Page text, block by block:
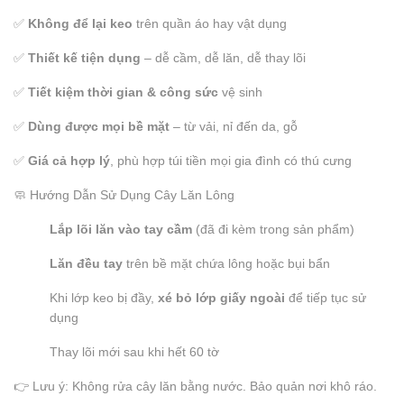
✅ Không để lại keo trên quần áo hay vật dụng
✅ Thiết kế tiện dụng – dễ cầm, dễ lăn, dễ thay lõi
✅ Tiết kiệm thời gian & công sức vệ sinh
✅ Dùng được mọi bề mặt – từ vải, nỉ đến da, gỗ
✅ Giá cả hợp lý , phù hợp túi tiền mọi gia đình có thú cưng
🧼 Hướng Dẫn Sử Dụng Cây Lăn Lông
Lắp lõi lăn vào tay cầm (đã đi kèm trong sản phẩm)
Lăn đều tay trên bề mặt chứa lông hoặc bụi bẩn
Khi lớp keo bị đầy, xé bỏ lớp giấy ngoài để tiếp tục sử
dụng
Thay lõi mới sau khi hết 60 tờ
👉 Lưu ý: Không rửa cây lăn bằng nước. Bảo quản nơi khô ráo.